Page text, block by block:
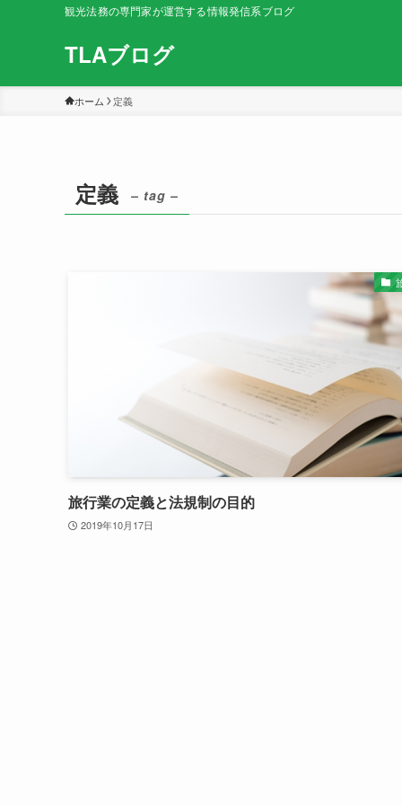
観光法務の専門家が運営する情報発信系ブログ
TLAブログ
ホーム 定義
定義 – tag –
旅行業の定義と法規制の目的
2019年10月17日